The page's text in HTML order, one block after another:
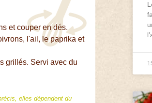
et couper en dés.
l'ail, le paprika et
grillés. Servi avec du
elles dépendent du